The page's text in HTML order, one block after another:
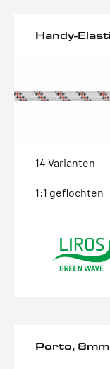
Handy-
14 Varianten
1:1 geflochten
Porto, 8mm